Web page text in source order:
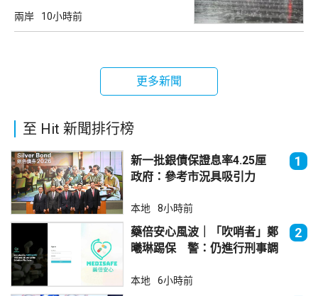
兩岸 10小時前
更多新聞
至 Hit 新聞排行榜
新一批銀債保證息率4.25厘
政府：參考市況具吸引力
1
本地 8小時前
藥倍安心風波｜「吹哨者」鄭
曦琳踢保 警：仍進行刑事調
2
本地 6小時前